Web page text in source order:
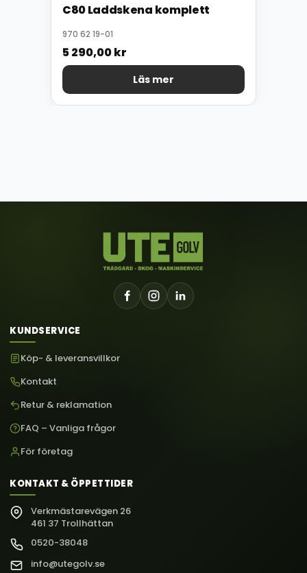
C80 Laddskena komplett
970 62 19-01
5 290,00kr
Läs mer
KUNDSERVICE
Köp- & leveransvillkor
Kontakt
Retur & reklamation
FAQ – Vanliga frågor
För företag
KONTAKT & ÖPPETTIDER
Verkmästarevägen 26
461 37 Trollhättan
0520-38048
info@utegolv.se